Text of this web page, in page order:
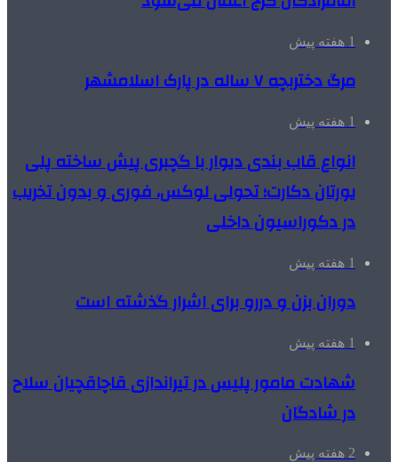
1 هفته پیش
مرگ دختربچه ۷ ساله در پارک اسلامشهر
1 هفته پیش
انواع قاب بندی دیوار با گچبری پیش ساخته پلی
یورتان دکارت؛ تحولی لوکس، فوری و بدون تخریب
در دکوراسیون داخلی
1 هفته پیش
دوران بزن و دررو برای اشرار گذشته است
1 هفته پیش
شهادت مامور پلیس در تیراندازی قاچاقچیان سلاح
در شادگان
2 هفته پیش